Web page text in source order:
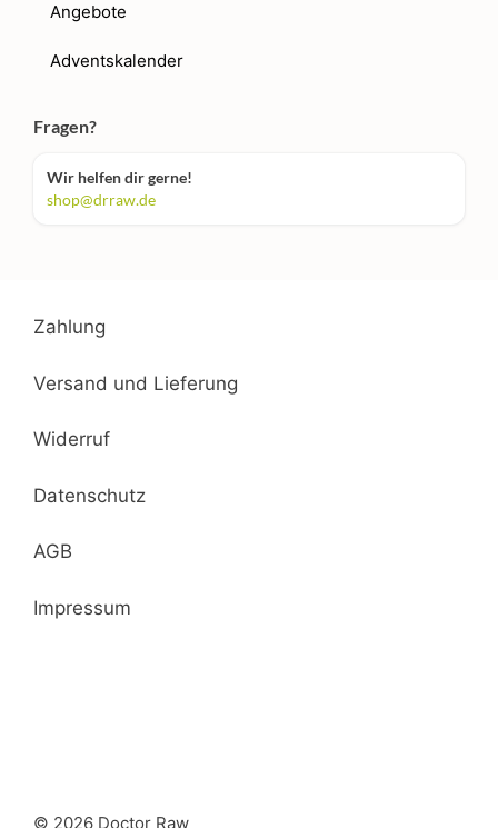
Angebote
Adventskalender
Fragen?
Wir helfen dir gerne!
shop@drraw.de
Zahlung
Versand und Lieferung
Widerruf
Datenschutz
AGB
Impressum
© 2026 Doctor Raw